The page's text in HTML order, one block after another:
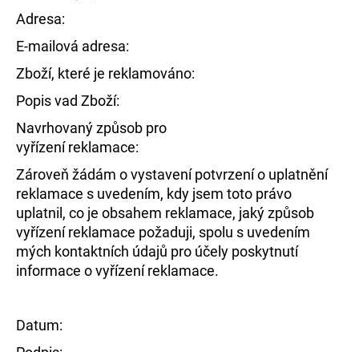
Adresa:
E-mailová adresa:
Zboží, které je reklamováno:
Popis vad Zboží:
Navrhovaný způsob pro
vyřízení reklamace:
Zároveň žádám o vystavení potvrzení o uplatnění
reklamace s uvedením, kdy jsem toto právo
uplatnil, co je obsahem reklamace, jaký způsob
vyřízení reklamace požaduji, spolu s uvedením
mých kontaktních údajů pro účely poskytnutí
informace o vyřízení reklamace.
Datum:
E
B
U
J
E
T
E
N
A
J
T